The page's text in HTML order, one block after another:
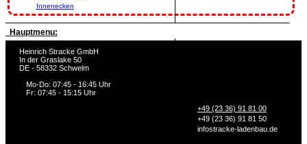
Innenecken
Hauptmenu:
Heinrich Stracke GmbH
In der Graslake 50
DE - 58332 Schwelm
Mo-Do: 07:45 - 16:45 Uhr
Fr: 07:45 - 15:15 Uhr
+49 (23 36) 91 81 00
+49 (23 36) 91 81 50
infostracke-ladenbau.de